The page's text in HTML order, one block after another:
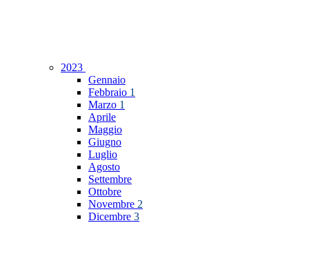
2023
Gennaio
Febbraio 1
Marzo 1
Aprile
Maggio
Giugno
Luglio
Agosto
Settembre
Ottobre
Novembre 2
Dicembre 3